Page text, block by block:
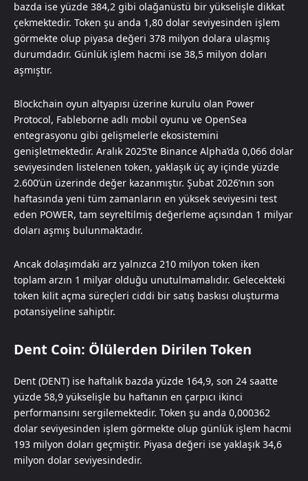
bazda ise yüzde 384,2 gibi olağanüstü bir yükselişle dikkat
çekmektedir. Token şu anda 1,80 dolar seviyesinden işlem
görmekte olup piyasa değeri 378 milyon dolara ulaşmış
durumdadır. Günlük işlem hacmi ise 38,5 milyon doları
aşmıştır.
Blockchain oyun altyapısı üzerine kurulu olan Power
Protocol, Fableborne adlı mobil oyunu ve OpenSea
entegrasyonu gibi gelişmelerle ekosistemini
genişletmektedir. Aralık 2025’te Binance Alpha’da 0,066 dolar
seviyesinden listelenen token, yaklaşık üç ay içinde yüzde
2.600’ün üzerinde değer kazanmıştır. Şubat 2026’nın son
haftasında yeni tüm zamanların en yüksek seviyesini test
eden POWER, tam seyreltilmiş değerleme açısından 1 milyar
doları aşmış bulunmaktadır.
Ancak dolaşımdaki arz yalnızca 210 milyon token iken
toplam arzın 1 milyar olduğu unutulmamalıdır. Gelecekteki
token kilit açma süreçleri ciddi bir satış baskısı oluşturma
potansiyeline sahiptir.
Dent Coin: Ölülerden Dirilen Token
Dent (DENT) ise haftalık bazda yüzde 164,9, son 24 saatte
yüzde 58,9 yükselişle bu haftanın en çarpıcı ikinci
performansını sergilemektedir. Token şu anda 0,000362
dolar seviyesinden işlem görmekte olup günlük işlem hacmi
193 milyon doları geçmiştir. Piyasa değeri ise yaklaşık 34,6
milyon dolar seviyesindedir.